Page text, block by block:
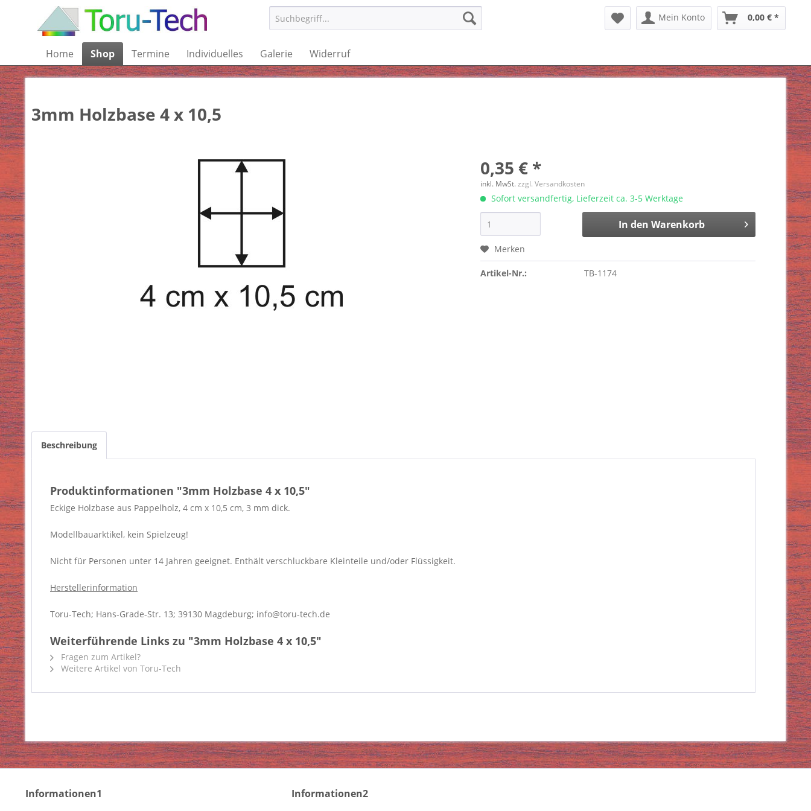
Mein Konto 0,00 € *
Home Shop Termine Individuelles Galerie Widerruf
3mm Holzbase 4 x 10,5
0,35 € *
inkl. MwSt.zzgl. Versandkosten
Sofort versandfertig, Lieferzeit ca. 3-5 Werktage
In den Warenkorb
Merken
Artikel-Nr.: TB-1174
Beschreibung
Produktinformationen "3mm Holzbase 4 x 10,5"
Eckige Holzbase aus Pappelholz, 4 cm x 10,5 cm, 3 mm dick.
Modellbauarktikel, kein Spielzeug!
Nicht für Personen unter 14 Jahren geeignet. Enthält verschluckbare Kleinteile und/oder Flüssigkeit.
Herstellerinformation
Toru-Tech; Hans-Grade-Str. 13; 39130 Magdeburg; info@toru-tech.de
Weiterführende Links zu "3mm Holzbase 4 x 10,5"
Fragen zum Artikel?
Weitere Artikel von Toru-Tech
Informationen1 Informationen2